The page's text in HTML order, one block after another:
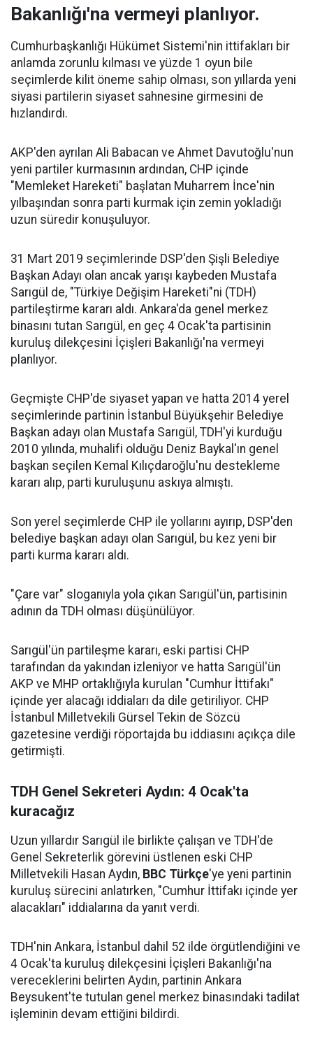
Bakanlığı'na vermeyi planlıyor.
Cumhurbaşkanlığı Hükümet Sistemi'nin ittifakları bir
anlamda zorunlu kılması ve yüzde 1 oyun bile
seçimlerde kilit öneme sahip olması, son yıllarda yeni
siyasi partilerin siyaset sahnesine girmesini de
hızlandırdı.
AKP'den ayrılan Ali Babacan ve Ahmet Davutoğlu'nun
yeni partiler kurmasının ardından, CHP içinde
"Memleket Hareketi" başlatan Muharrem İnce'nin
yılbaşından sonra parti kurmak için zemin yokladığı
uzun süredir konuşuluyor.
31 Mart 2019 seçimlerinde DSP'den Şişli Belediye
Başkan Adayı olan ancak yarışı kaybeden Mustafa
Sarıgül de, "Türkiye Değişim Hareketi"ni (TDH)
partileştirme kararı aldı. Ankara'da genel merkez
binasını tutan Sarıgül, en geç 4 Ocak'ta partisinin
kuruluş dilekçesini İçişleri Bakanlığı'na vermeyi
planlıyor.
Geçmişte CHP'de siyaset yapan ve hatta 2014 yerel
seçimlerinde partinin İstanbul Büyükşehir Belediye
Başkan adayı olan Mustafa Sarıgül, TDH'yi kurduğu
2010 yılında, muhalifi olduğu Deniz Baykal'ın genel
başkan seçilen Kemal Kılıçdaroğlu'nu destekleme
kararı alıp, parti kuruluşunu askıya almıştı.
Son yerel seçimlerde CHP ile yollarını ayırıp, DSP'den
belediye başkan adayı olan Sarıgül, bu kez yeni bir
parti kurma kararı aldı.
"Çare var" sloganıyla yola çıkan Sarıgül'ün, partisinin
adının da TDH olması düşünülüyor.
Sarıgül'ün partileşme kararı, eski partisi CHP
tarafından da yakından izleniyor ve hatta Sarıgül'ün
AKP ve MHP ortaklığıyla kurulan "Cumhur İttifakı"
içinde yer alacağı iddiaları da dile getiriliyor. CHP
İstanbul Milletvekili Gürsel Tekin de Sözcü
gazetesine verdiği röportajda bu iddiasını açıkça dile
getirmişti.
TDH Genel Sekreteri Aydın: 4 Ocak'ta
kuracağız
Uzun yıllardır Sarıgül ile birlikte çalışan ve TDH'de
Genel Sekreterlik görevini üstlenen eski CHP
Milletvekili Hasan Aydın, BBC Türkçe'ye yeni partinin
kuruluş sürecini anlatırken, "Cumhur İttifakı içinde yer
alacakları" iddialarına da yanıt verdi.
TDH'nin Ankara, İstanbul dahil 52 ilde örgütlendiğini ve
4 Ocak'ta kuruluş dilekçesini İçişleri Bakanlığı'na
vereceklerini belirten Aydın, partinin Ankara
Beysukent'te tutulan genel merkez binasındaki tadilat
işleminin devam ettiğini bildirdi.